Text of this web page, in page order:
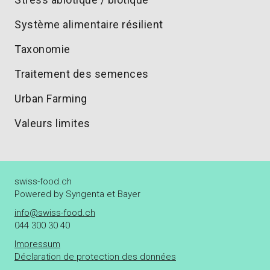
Système alimentaire résilient
Taxonomie
Traitement des semences
Urban Farming
Valeurs limites
swiss-food.ch
Powered by Syngenta et Bayer
info@swiss-food.ch
044 300 30 40
Impressum
Déclaration de protection des données